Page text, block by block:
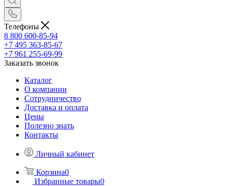
Телефоны
8 800 600-85-94
+7 495 363-85-67
+7 961 255-69-99
Заказать звонок
Каталог
О компании
Сотрудничество
Доставка и оплата
Цены
Полезно знать
Контакты
Личный кабинет
Корзина0
Избранные товары0